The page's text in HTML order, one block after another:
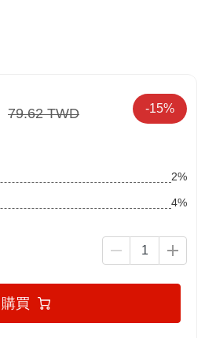
79.62 TWD -15%
2%
4%
購買